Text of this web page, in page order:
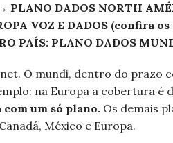
PLANO DADOS NORTH
VOZ E DADOS (confira
PAÍS: PLANO DADOS
O mundi, dentro do prazo
na Europa a cobertura é
um só plano. Os demais
México e Europa.